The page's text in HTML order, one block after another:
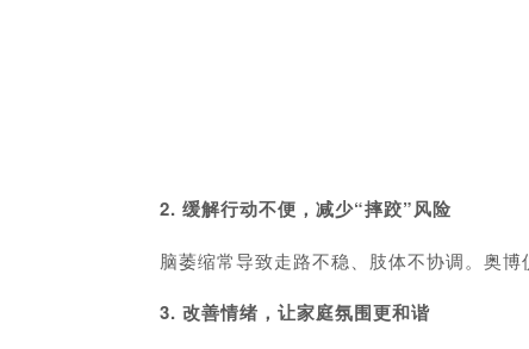
2. 缓解行动不便，减少“摔跤”风险
脑萎缩常导致走路不稳、肢体不协调。奥博
3. 改善情绪，让家庭氛围更和谐